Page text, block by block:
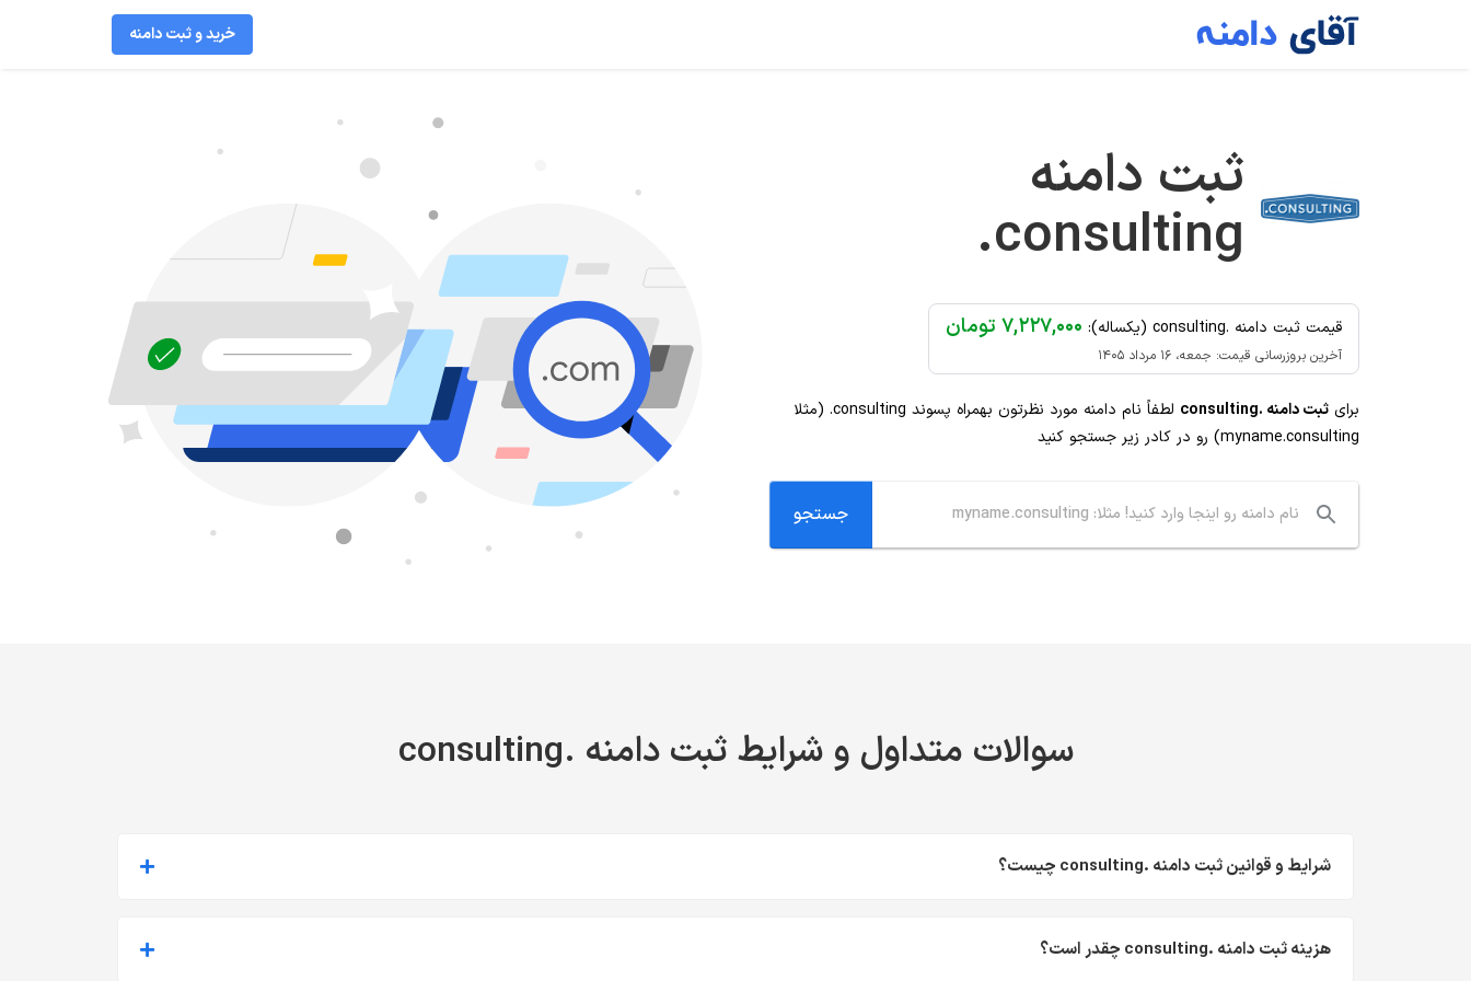
خرید و ثبت دامنه
ثبت دامنه
.consulting
قیمت ثبت دامنه .consulting (یکساله): ۷,۲۲۷,۰۰۰ تومان
آخرین بروزرسانی قیمت: جمعه، ۱۶ مرداد ۱۴۰۵
برای ثبت دامنه .consulting لطفاً نام دامنه مورد نظرتون بهمراه پسوند .consulting (مثلا
myname.consulting) رو در کادر زیر جستجو کنید
سوالات متداول و شرایط ثبت دامنه .consulting
شرایط و قوانین ثبت دامنه .consulting چیست؟
هزینه ثبت دامنه .consulting چقدر است؟